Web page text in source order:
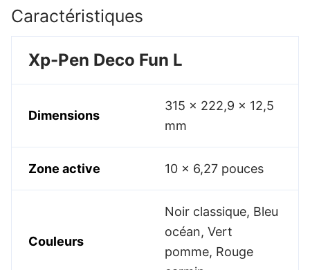
Caractéristiques
Xp-Pen Deco Fun L
Dimensions
315 x 222,9 x 12,5
mm
Zone active 10 x 6,27 pouces
Couleurs
Noir classique, Bleu
océan, Vert
pomme, Rouge